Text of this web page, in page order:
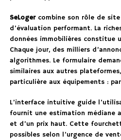
SeLogercombine son rôle de site
d’évaluation performant. La
données immobilières constitue
Chaque jour, des milliers
algorithmes. Le formulaire
similaires aux autres
particulière aux équipements :
L’interface intuitive guide
fournit une estimation médiane
et d’un prix haut. Cette
possibles selon l’urgence de